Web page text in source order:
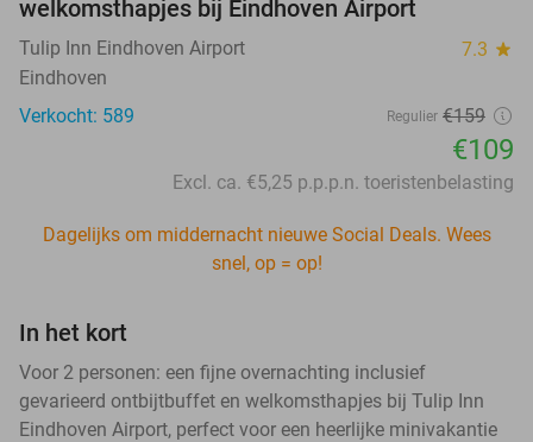
welkomsthapjes bij Eindhoven Airport
Tulip Inn Eindhoven Airport 7.3 star
Eindhoven
Verkocht: 589
Regulier €159
€109
Excl. ca. €5,25 p.p.p.n. toeristenbelasting
Dagelijks om middernacht nieuwe Social Deals. Wees
snel, op = op!
In het kort
Voor 2 personen: een fijne overnachting inclusief
gevarieerd ontbijtbuffet en welkomsthapjes bij Tulip Inn
Eindhoven Airport, perfect voor een heerlijke minivakantie